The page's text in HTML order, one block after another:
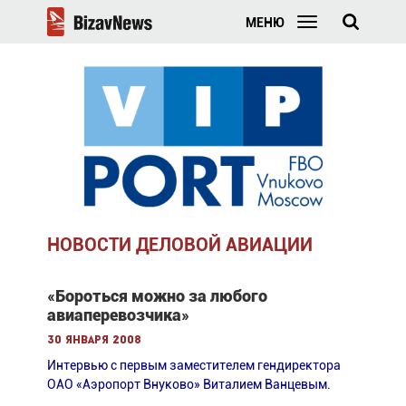
МЕНЮ
НОВОСТИ ДЕЛОВОЙ АВИАЦИИ
«Бороться можно за любого
авиаперевозчика»
30 января 2008
Интервью с первым заместителем гендиректора
ОАО «Аэропорт Внуково» Виталием Ванцевым.